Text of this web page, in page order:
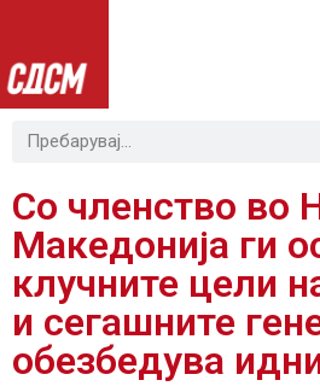
Со членство во
Македонија ги
клучните цели
и сегашните
обезбедува